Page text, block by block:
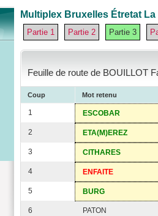
Multiplex Bruxelles Étretat
Partie 1 Partie 2 Partie 3
Feuille de route de BOUILLOT
Coup Mot retenu
1 ESCOBAR
2 ETA(M)EREZ
3 CITHARES
4 ENFAITE
5 BURG
6 PATON